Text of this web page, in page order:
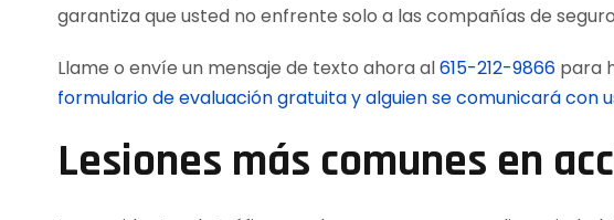
garantiza que usted no enfrente solo a las compañías de
Llame o envíe un mensaje de texto ahora al615-212-9866 para
formulario de evaluación gratuita y alguien se comunicará con
Lesiones más comunes en